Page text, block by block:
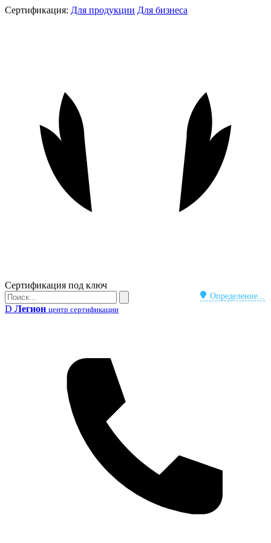
Сертификация: Для продукции Для бизнеса
Бейдж
Сертификация под ключ
Определение...
Поиск
Поиск
D Легион центр сертификации